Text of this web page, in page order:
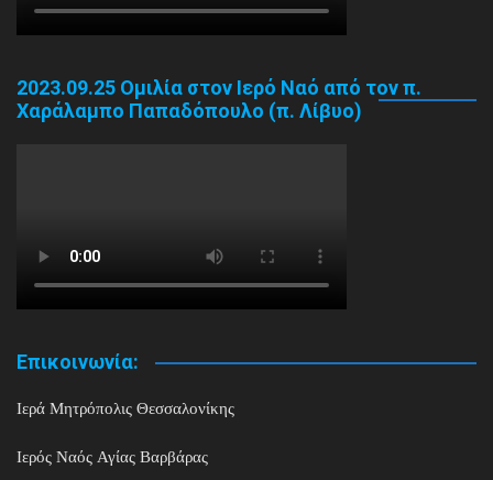
2023.09.25 Ομιλία στον Ιερό Ναό από τον π.
Χαράλαμπο Παπαδόπουλο (π. Λίβυο)
Επικοινωνία:
Ιερά Μητρόπολις Θεσσαλονίκης
Ιερός Ναός Αγίας Βαρβάρας